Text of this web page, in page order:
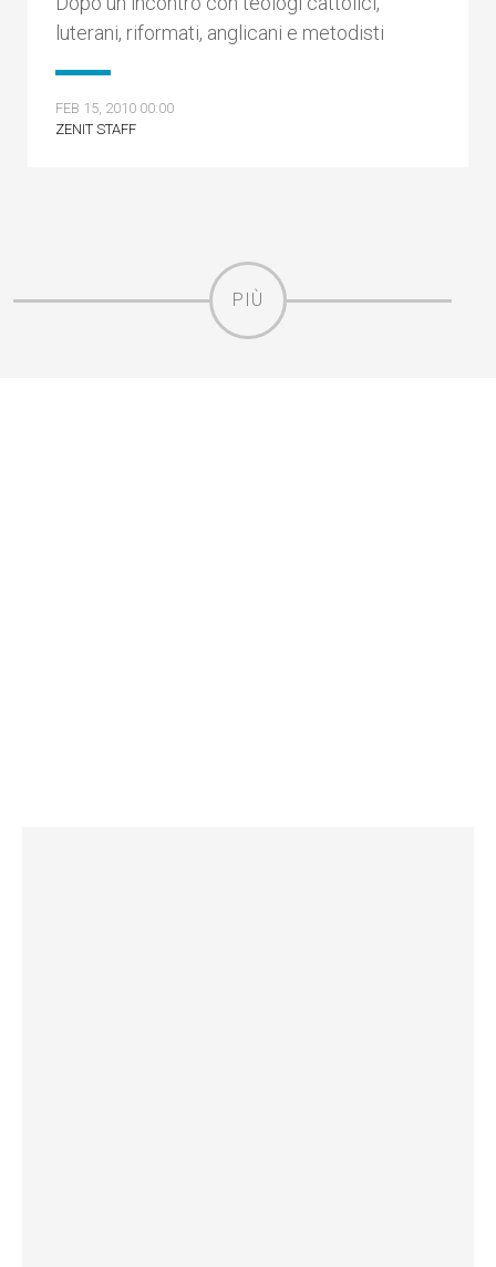
luterani, riformati, anglicani e metodisti
FEB 15, 2010 00:00
ZENIT STAFF
PIÙ